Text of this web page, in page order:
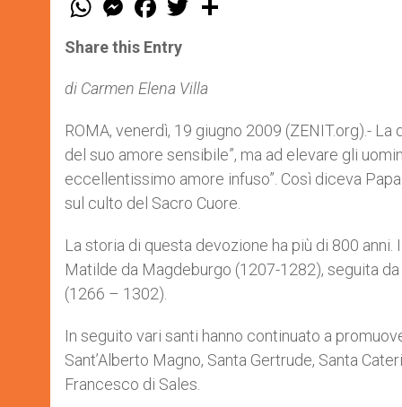
t
s
p
p
e
s
e
g
e
a
e
b
o
k
w
r
Share this Entry
di Carmen Elena Villa
ROMA, venerdì, 19 giugno 2009 (ZENIT.org).-
del suo amore sensibile”, ma ad elevare gli
eccellentissimo amore infuso”. Così diceva
sul culto del Sacro Cuore.
La storia di questa devozione ha più di 800
Matilde da Magdeburgo (1207-1282), seguita
(1266 – 1302).
In seguito vari santi hanno continuato a
Sant’Alberto Magno, Santa Gertrude, Santa
Francesco di Sales.